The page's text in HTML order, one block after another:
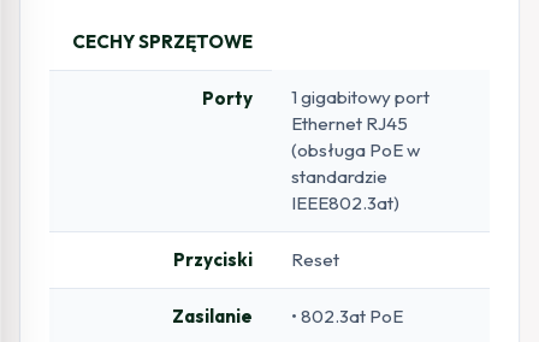
CECHY SPRZĘTOWE
Porty
1 gigabitowy port
Ethernet RJ45
(obsługa PoE w
standardzie
IEEE802.3at)
Przyciski Reset
Zasilanie • 802.3at PoE